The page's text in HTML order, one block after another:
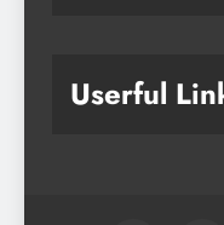
Userful